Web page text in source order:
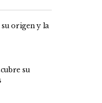
origen y la
su